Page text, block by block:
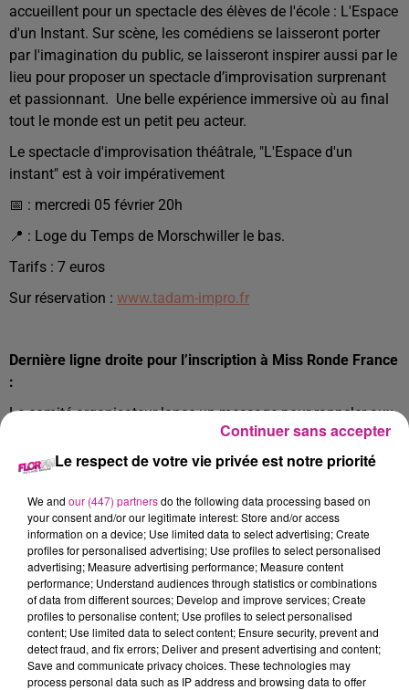
accueillent pour un spectacle des élèves de l'école : L'Espace
d'un Instant. Sur scène, les comédiens se laisseront porter
par l'imagination du public, se laisseront inspirer aussi par le
lieu pour proposer un spectacle d’improvisation surprenant
et passionnant. Une belle expérience immersive où au final
tout le monde est un petit peu acteur.
Le spectacle d'improvisation théâtrale, "L'Espace d'un
instant" est à voir impérativement
📅 : mercredi 05 février 20h
📍 : Loge du Temps de Morschwiller le bas.
Tarifs : 7 euros
Sur réservation : www.tadam-impro.fr
Dernière ligne droite pour l’inscription à Miss Ronde France
:
Le comité organisateur lance un message pour rappeler aux
potentielles candidates que c’est la dernière ligne droite pour
vous inscrire, si ça vous intéresse, au concours de Miss
Ronde France. L'élection aura lieu le 10 mai prochain à
l’Ed&N de Sausheim. Pour les candidates, sachez qu’il y aura
une semaine de préparation. Avant cela, il y aura plusieurs
épreuves à passer comme une itw radio, shooting photo ,
chansonSi vous souhaitez participer vous avez jusqu’au 15
février pour le faire en ligne :https://www.miss-ronde.com
Nora Hamzawi vous donne RDV demain à Colmar :
L’humoriste, comédienne et chroniqueuse vient à Colmar
Le respect de votre vie privée est notre priorité
We and our (447) partnersdo the following data processing based on
your consent and/or our legitimate interest: Store and/or access
information on a device; Use limited data to select advertising; Create
profiles for personalised advertising; Use profiles to select personalised
advertising; Measure advertising performance; Measure content
performance; Understand audiences through statistics or combinations
of data from different sources; Develop and improve services; Create
profiles to personalise content; Use profiles to select personalised
content; Use limited data to select content; Ensure security, prevent and
detect fraud, and fix errors; Deliver and present advertising and content;
Save and communicate privacy choices. These technologies may
process personal data such as IP address and browsing data to offer
Continuer sans accepter